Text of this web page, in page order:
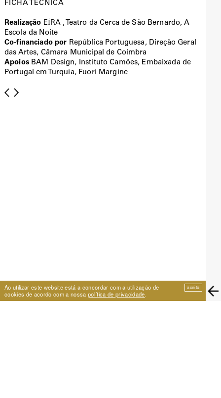
FICHA TÉCNICA
Realização EİRA , Teatro da Cerca de São Bernardo, A
Escola da Noite
Co-financiado por República Portuguesa, Direção Geral
das Artes, Câmara Municipal de Coimbra
Apoios BAM Design, Instituto Camões, Embaixada de
Portugal em Turquia, Fuori Margine
Ao utilizar este website está a concordar com a utilização de
cookies de acordo com a nossapolítica de privacidade.
aceito